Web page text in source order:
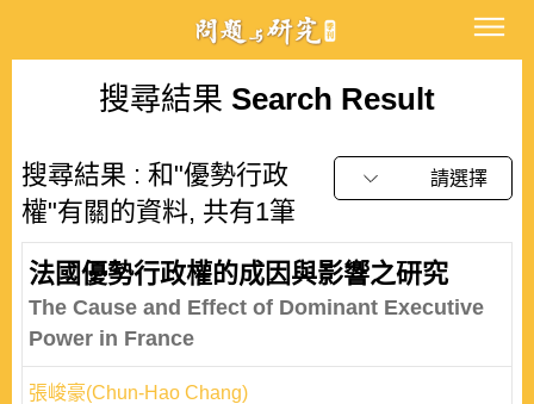
搜尋結果 Search Result
搜尋結果 : 和"優勢行政
權"有關的資料, 共有1筆
請選擇
法國優勢行政權的成因與影響之研究
The Cause and Effect of Dominant Executive
Power in France
張峻豪(Chun-Hao Chang)